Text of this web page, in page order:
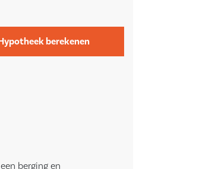
berekenen
berging en